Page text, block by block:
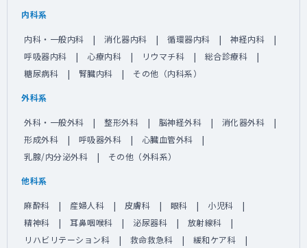
内科系
内科・一般内科 消化器内科 循環器内科
神経内科
呼吸器内科
心療内科 リウマチ科
総合診療科
糖尿病科
腎臓内科 その他（内科系）
外科系
外科・一般外科 整形外科 脳神経外科
消化器外科
形成外科
呼吸器外科
心臓血管外科
乳腺/内分泌外科
その他（外科系）
他科系
麻酔科 産婦人科 皮膚科 眼科
小児科
精神科
耳鼻咽喉科 泌尿器科
放射線科
リハビリテーション科
救命救急科
緩和ケア科